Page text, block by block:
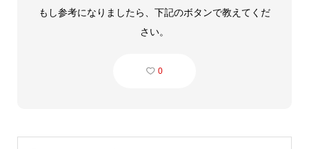
もし参考になりましたら、下記のボタンで教えてくだ
さい。
0